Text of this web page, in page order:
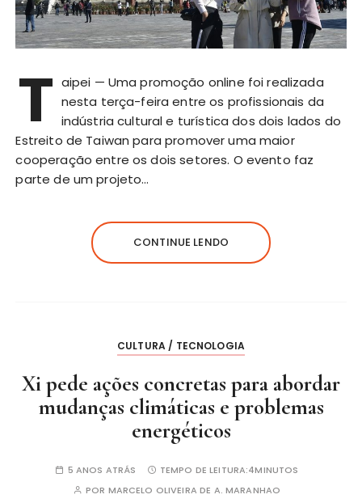
T aipei — Uma promoção online foi realizada
nesta terça-feira entre os profissionais da
indústria cultural e turística dos dois lados do
Estreito de Taiwan para promover uma maior
cooperação entre os dois setores. O evento faz
parte de um projeto…
CONTINUE LENDO
CULTURA / TECNOLOGIA
Xi pede ações concretas para abordar
mudanças climáticas e problemas
energéticos
5 ANOS ATRÁS TEMPO DE LEITURA:4MINUTOS
POR MARCELO OLIVEIRA DE A. MARANHAO